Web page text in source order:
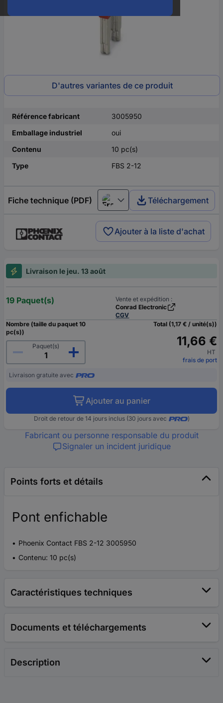
D'autres variantes de ce produit
Référence fabricant
3005950
Emballage industriel
oui
Contenu
10 pc(s)
Type
FBS 2-12
Fiche technique (PDF) Français Téléchargement
Ajouter à la liste d'achat
Livraison le jeu. 13 août
19 Paquet(s)
Vente et expédition :
Conrad Electronic
CGV
Nombre (taille du paquet 10
pc(s))
Paquet(s)
Total (1,17 € / unité(s))
11,66 €
HT
frais de port
Livraison gratuite avec
Ajouter au panier
Droit de retour de 14 jours inclus (30 jours avec )
Fabricant ou personne responsable du produit
Signaler un incident juridique
Points forts et détails
Pont enfichable
Phoenix Contact FBS 2-12 3005950
Contenu: 10 pc(s)
Caractéristiques techniques
Documents et téléchargements
Description